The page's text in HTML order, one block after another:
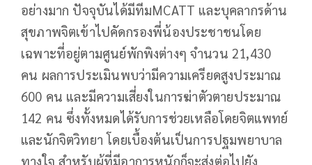
อย่างมาก ปัจจุบันได้มีทีมMCATT และบุคลากรด้าน
สุขภาพจิตเข้าไปคัดกรองพี่น้องประชาชนโดย
เฉพาะที่อยู่ตามศูนย์พักพิงต่างๆ จำนวน 21,430
คน ผลการประเมินพบว่ามีความเครียดสูงประมาณ
600 คน และมีความเสี่ยงในการฆ่าตัวตายประมาณ
142 คน ซึ่งทั้งหมดได้รับการช่วยเหลือโดยจิตแพทย์
และนักจิตวิทยา โดยเบื้องต้นเป็นการปฐมพยาบาล
ทางใจ สำหรับผู้ที่มีอาการหนักก็จะส่งต่อไปยัง